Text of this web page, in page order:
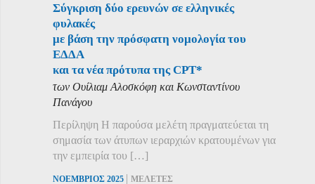
Σύγκριση δύο ερευνών σε ελληνικές
φυλακές
με βάση την πρόσφατη νομολογία του
ΕΔΔΑ
και τα νέα πρότυπα της CPT*
των Ουίλιαμ Αλοσκόφη και Κωνσταντίνου
Πανάγου
Περίληψη Η παρούσα μελέτη πραγματεύεται τη
σημασία των άτυπων ιεραρχιών κρατουμένων για
την εμπειρία του […]
ΝΟΕΜΒΡΙΟΣ 2025 | ΜΕΛΕΤΕΣ